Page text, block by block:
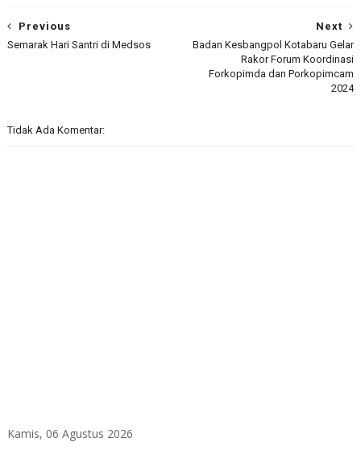
Next
Badan Kesbangpol Kotabaru Gelar
Rakor Forum Koordinasi
Forkopimda dan Porkopimcam
2024
Previous
Semarak Hari Santri di Medsos
Tidak Ada Komentar:
Kamis, 06 Agustus 2026